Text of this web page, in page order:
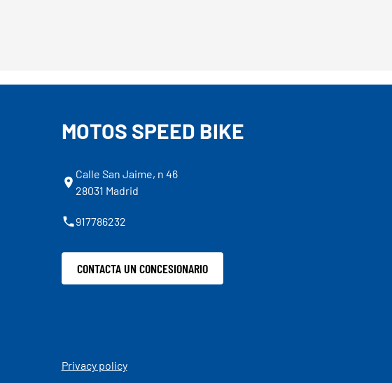
MOTOS SPEED BIKE
Calle San Jaime, n 46
28031 Madrid
917786232
CONTACTA UN CONCESIONARIO
Privacy policy